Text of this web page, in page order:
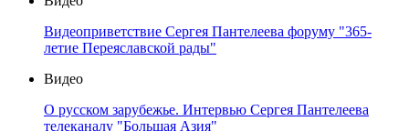
Видеоприветствие Сергея Пантелеева форуму "365-
летие Переяславской рады"
Видео
О русском зарубежье. Интервью Сергея Пантелеева
телеканалу "Большая Азия"